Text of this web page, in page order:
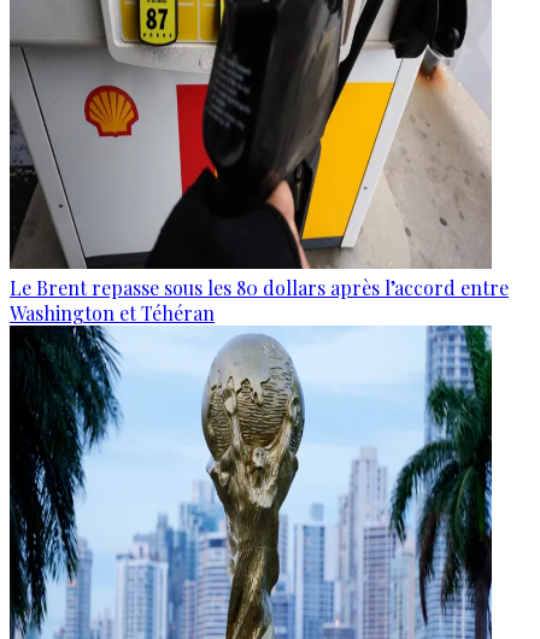
Le Brent repasse sous les 80 dollars après l’accord entre
Washington et Téhéran